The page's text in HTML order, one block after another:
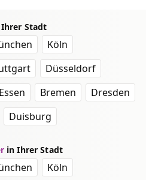
Stadt
Köln
Düsseldorf
Essen Bremen
Dresden
Duisburg
in Ihrer Stadt
Köln